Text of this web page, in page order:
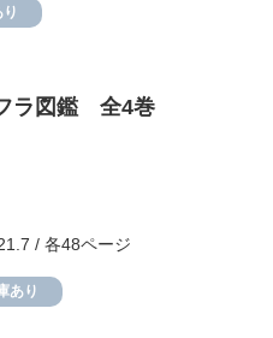
ラ図鑑 全4巻
/ 各48ページ
あり